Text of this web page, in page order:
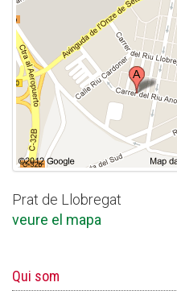
Prat de Llobregat
veure el mapa
Qui som